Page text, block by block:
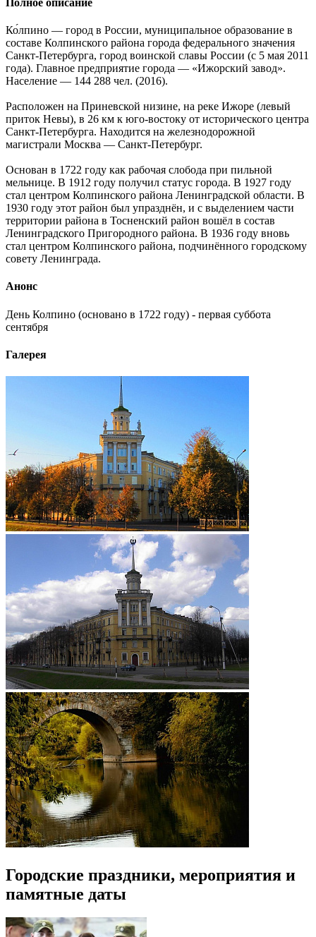
Полное описание
Ко́лпино — город в России, муниципальное образование в
составе Колпинского района города федерального значения
Санкт-Петербурга, город воинской славы России (с 5 мая 2011
года). Главное предприятие города — «Ижорский завод».
Население — 144 288 чел. (2016).
Расположен на Приневской низине, на реке Ижоре (левый
приток Невы), в 26 км к юго-востоку от исторического центра
Санкт-Петербурга. Находится на железнодорожной
магистрали Москва — Санкт-Петербург.
Основан в 1722 году как рабочая слобода при пильной
мельнице. В 1912 году получил статус города. В 1927 году
стал центром Колпинского района Ленинградской области. В
1930 году этот район был упразднён, и с выделением части
территории района в Тосненский район вошёл в состав
Ленинградского Пригородного района. В 1936 году вновь
стал центром Колпинского района, подчинённого городскому
совету Ленинграда.
Анонс
День Колпино (основано в 1722 году) - первая суббота
сентября
Галерея
Городские праздники, мероприятия и
памятные даты